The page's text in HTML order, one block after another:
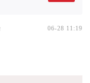
06-28 11:19